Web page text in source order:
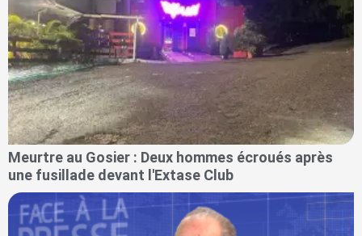
Meurtre au Gosier : Deux hommes écroués après
une fusillade devant l'Extase Club